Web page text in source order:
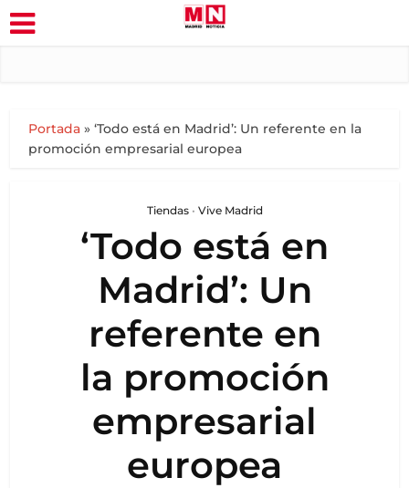
Portada »‘Todo está en Madrid’: Un referente en la
promoción empresarial europea
Tiendas • Vive Madrid
‘Todo está en
Madrid’: Un
referente en
la promoción
empresarial
europea